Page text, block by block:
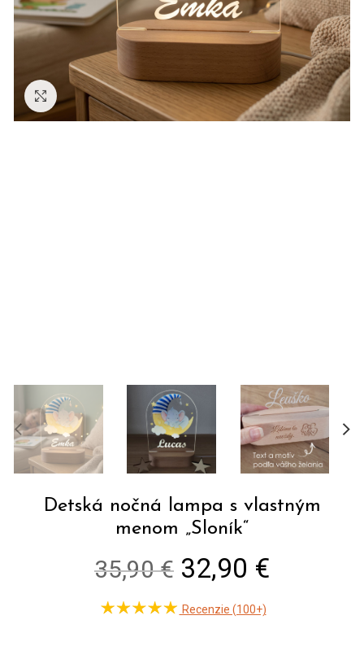
Zväčšiť
Recenzie (100+)
Detská nočná lampa s vlastným
menom „Sloník“
35,90 € Original
price
32,90 €